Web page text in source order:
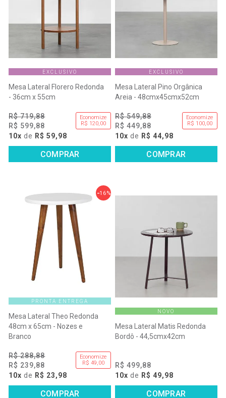
EXCLUSIVO
Mesa Lateral Florero Redonda
- 36cm x 55cm
R$ 719,88
R$ 599,88
Economize
R$ 120,00
10x de R$ 59,98
COMPRAR
EXCLUSIVO
Mesa Lateral Pino Orgânica
Areia - 48cmx45cmx52cm
R$ 549,88
R$ 449,88
Economize
R$ 100,00
10x de R$ 44,98
COMPRAR
16%
PRONTA ENTREGA
Mesa Lateral Theo Redonda
48cm x 65cm - Nozes e
Branco
R$ 288,88
R$ 239,88
Economize
R$ 49,00
10x de R$ 23,98
COMPRAR
NOVO
Mesa Lateral Matis Redonda
Bordô - 44,5cmx42cm
R$ 499,88
10x de R$ 49,98
COMPRAR